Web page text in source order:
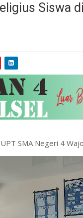
Siswa
SMA Negeri 4 Wajo